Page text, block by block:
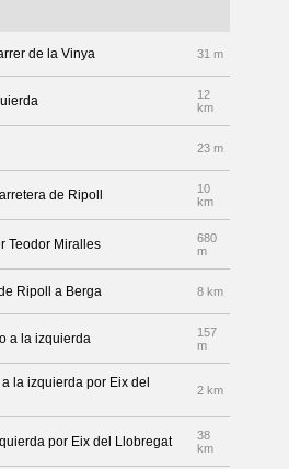
de la Vinya 31 m
12
km
23 m
de Ripoll
10
km
Teodor Miralles
680
m
Ripoll a Berga 8 km
a la izquierda
157
m
la izquierda por Eix del
2 km
por Eix del Llobregat
38
km